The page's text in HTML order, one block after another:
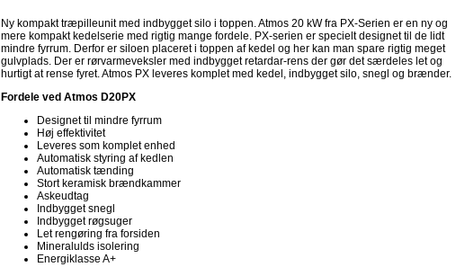
Ny kompakt træpilleunit med indbygget silo i toppen. Atmos 20 kW fra PX-Serien er en ny og
mere kompakt kedelserie med rigtig mange fordele. PX-serien er specielt designet til de lidt
mindre fyrrum. Derfor er siloen placeret i toppen af kedel og her kan man spare rigtig meget
gulvplads. Der er rørvarmeveksler med indbygget retardar-rens der gør det særdeles let og
hurtigt at rense fyret. Atmos PX leveres komplet med kedel, indbygget silo, snegl og brænder.
Fordele ved Atmos D20PX
Designet til mindre fyrrum
Høj effektivitet
Leveres som komplet enhed
Automatisk styring af kedlen
Automatisk tænding
Stort keramisk brændkammer
Askeudtag
Indbygget snegl
Indbygget røgsuger
Let rengøring fra forsiden
Mineralulds isolering
Energiklasse A+